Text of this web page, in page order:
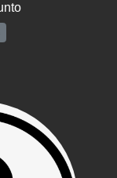
uma ampla variedade de
Diretor Adjunto na